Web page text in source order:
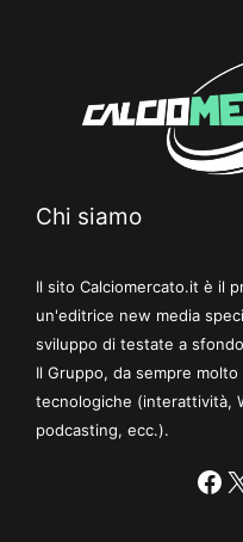
Chi siamo
Il sito Calciomercato.it è il
un'editrice new media
sviluppo di testate a
Il Gruppo, da sempre
tecnologiche (interattività,
podcasting, ecc.).
X